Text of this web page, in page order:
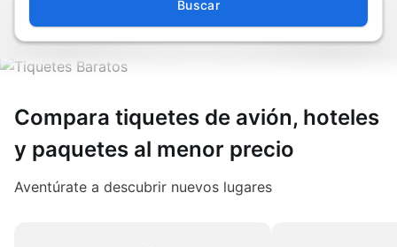
Buscar
Compara tiquetes de avión, hoteles
y paquetes al menor precio
Aventúrate a descubrir nuevos lugares